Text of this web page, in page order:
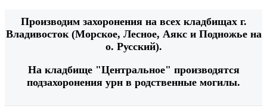
Производим захоронения на всех кладбищах г.
Владивосток (Морское, Лесное, Аякс и Подножье на
о. Русский).
На кладбище "Центральное" производятся
подзахоронения урн в родственные могилы.